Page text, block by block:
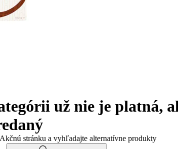
už nie je platná,
stránku a vyhľadajte alternatívne produkty